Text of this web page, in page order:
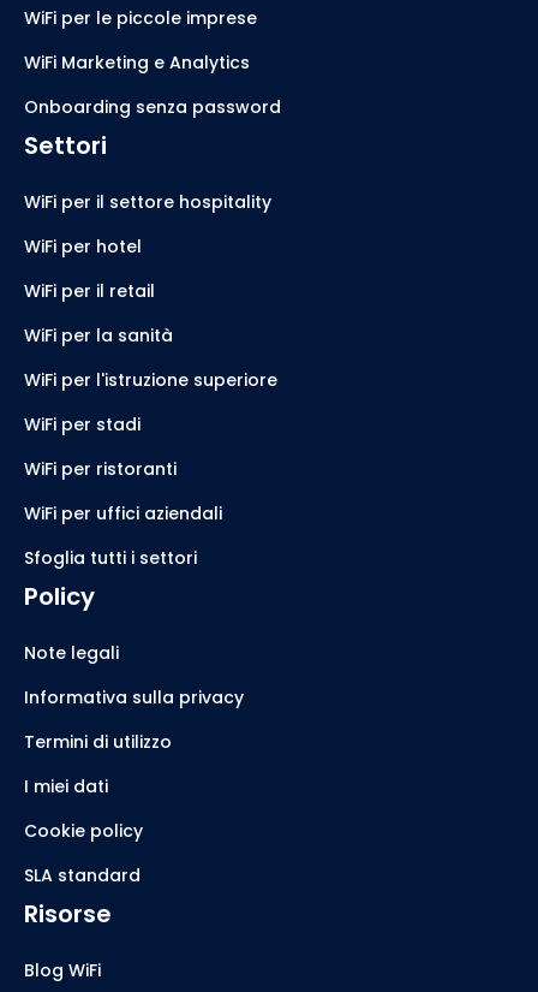
WiFi per le piccole imprese
WiFi Marketing e Analytics
Onboarding senza password
Settori
WiFi per il settore hospitality
WiFi per hotel
WiFi per il retail
WiFi per la sanità
WiFi per l'istruzione superiore
WiFi per stadi
WiFi per ristoranti
WiFi per uffici aziendali
Sfoglia tutti i settori
Policy
Note legali
Informativa sulla privacy
Termini di utilizzo
I miei dati
Cookie policy
SLA standard
Risorse
Blog WiFi